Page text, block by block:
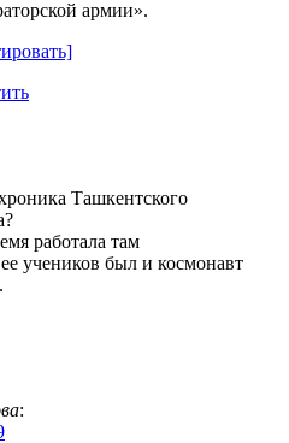
армии».
Ташкентского
работала там
учеников был и космонавт
: